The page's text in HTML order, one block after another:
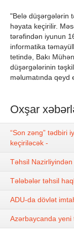
"Belə düşərgələrin
həyata keçirilir.
tərəfindən iyunun
informatika
tetində, Bakı
düşərgələrinin
məlumatında qeyd
Oxşar
“Son zəng” tədbiri
keçiriləcək -
Təhsil
Tələbələr təhsil
ADU-da dövlət
Azərbaycanda yeni